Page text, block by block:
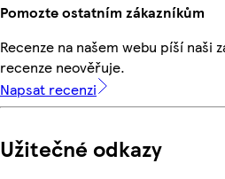
Pomozte ostatním zákazníkům
Recenze na našem webu píší naši
recenze neověřuje.
Napsat recenzi
Užitečné odkazy